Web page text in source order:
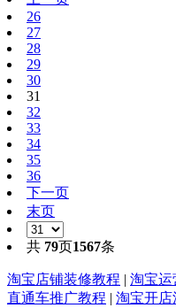
26
27
28
29
30
31
32
33
34
35
36
下一页
末页
共 79页1567条
淘宝店铺装修教程 | 淘宝运
直通车推广教程 | 淘宝开店